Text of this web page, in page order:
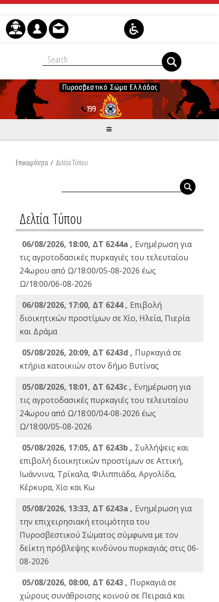
Μετάβαση στο περιεχόμενο
Επικαιρότητα / Δελτία Τύπου
Δελτία Τύπου
06/08/2026, 18:00, ΔΤ 6244a , Ενημέρωση για
τις αγροτοδασικές πυρκαγιές του τελευταίου
24ωρου από Ω/18:00/05-08-2026 έως
Ω/18:00/06-08-2026
06/08/2026, 17:00, ΔΤ 6244 , Επιβολή
διοικητικών προστίμων σε Χίο, Ηλεία, Πιερία
και Δράμα
05/08/2026, 20:09, ΔΤ 6243d , Πυρκαγιά σε
κτήρια κατοικιών στον δήμο Βυτίνας
05/08/2026, 18:01, ΔΤ 6243c , Ενημέρωση για
τις αγροτοδασικές πυρκαγιές του τελευταίου
24ωρου από Ω/18:00/04-08-2026 έως
Ω/18:00/05-08-2026
05/08/2026, 17:05, ΔΤ 6243b , Συλλήψεις και
επιβολή διοικητικών προστίμων σε Αττική,
Ιωάννινα, Τρίκαλα, Φιλιππιάδα, Αργολίδα,
Κέρκυρα, Χίο και Κω
05/08/2026, 13:33, ΔΤ 6243a , Ενημέρωση για
την επιχειρησιακή ετοιμότητα του
Πυροσβεστικού Σώματος σύμφωνα με τον
δείκτη πρόβλεψης κινδύνου πυρκαγιάς στις 06-
08-2026
05/08/2026, 08:00, ΔΤ 6243 , Πυρκαγιά σε
χώρους συνάθροισης κοινού σε Πειραιά και